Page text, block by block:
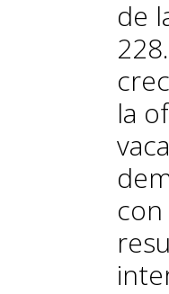
de
la